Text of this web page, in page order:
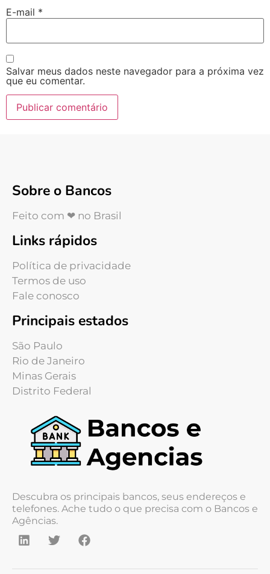
E-mail *
Salvar meus dados neste navegador para a próxima vez
que eu comentar.
Sobre o Bancos
Feito com ❤ no Brasil
Links rápidos
Política de privacidade
Termos de uso
Fale conosco
Principais estados
São Paulo
Rio de Janeiro
Minas Gerais
Distrito Federal
Descubra os principais bancos, seus endereços e
telefones. Ache tudo o que precisa com o Bancos e
Agências.